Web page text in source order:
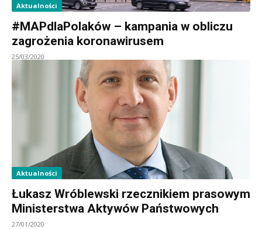
Aktualności
#MAPdlaPolaków – kampania w obliczu
zagrożenia koronawirusem
25/03/2020
Aktualności
Łukasz Wróblewski rzecznikiem prasowym
Ministerstwa Aktywów Państwowych
27/01/2020